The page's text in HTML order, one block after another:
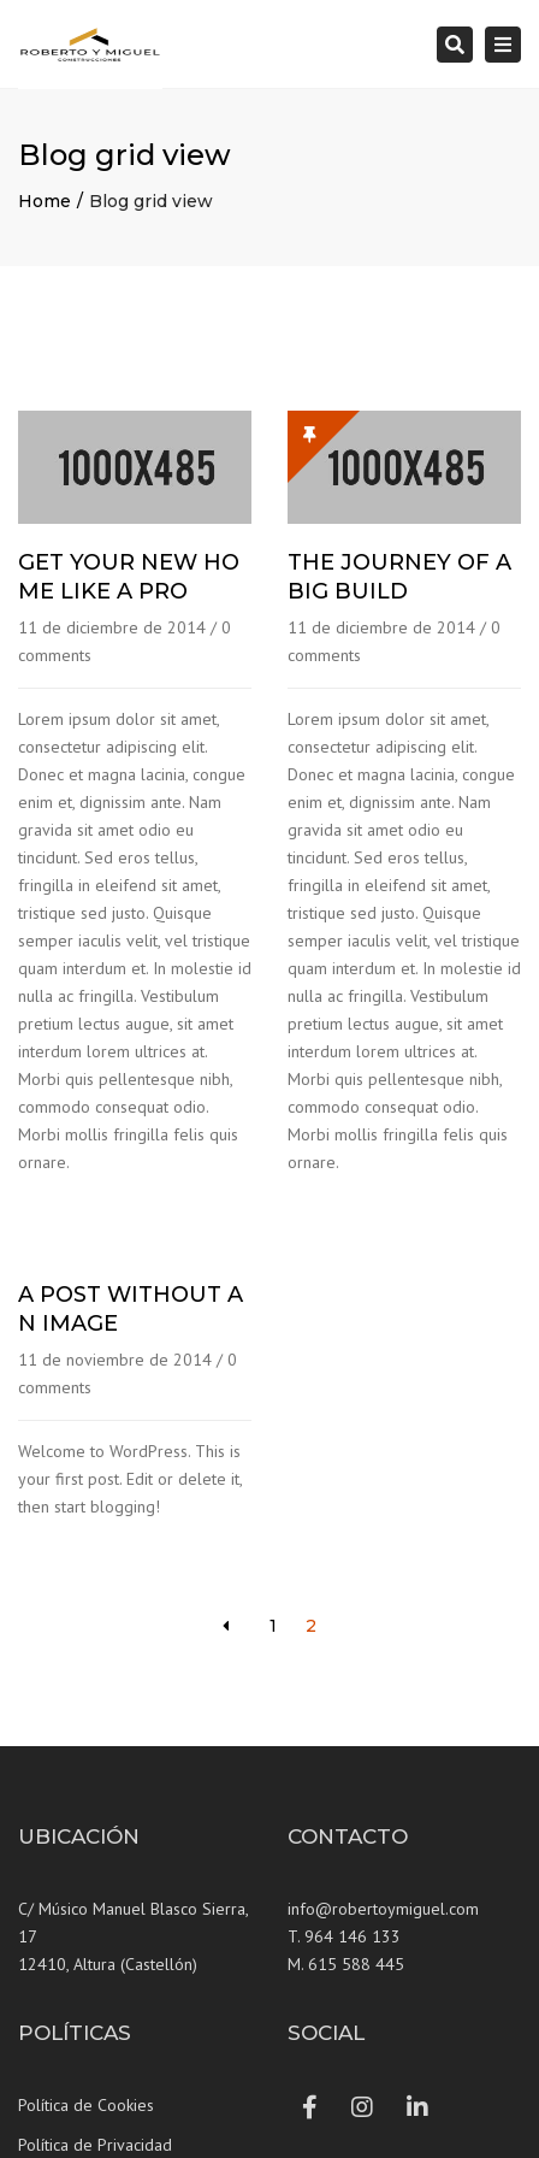
Search
Blog grid view
Home Blog grid view
GET YOUR NEW HO
ME LIKE A PRO
11 de diciembre de 2014 / 0
comments
Lorem ipsum dolor sit amet,
consectetur adipiscing elit.
Donec et magna lacinia, congue
enim et, dignissim ante. Nam
gravida sit amet odio eu
tincidunt. Sed eros tellus,
fringilla in eleifend sit amet,
tristique sed justo. Quisque
semper iaculis velit, vel tristique
quam interdum et. In molestie id
nulla ac fringilla. Vestibulum
pretium lectus augue, sit amet
interdum lorem ultrices at.
Morbi quis pellentesque nibh,
commodo consequat odio.
Morbi mollis fringilla felis quis
ornare.
THE JOURNEY OF A
BIG BUILD
11 de diciembre de 2014 / 0
comments
Lorem ipsum dolor sit amet,
consectetur adipiscing elit.
Donec et magna lacinia, congue
enim et, dignissim ante. Nam
gravida sit amet odio eu
tincidunt. Sed eros tellus,
fringilla in eleifend sit amet,
tristique sed justo. Quisque
semper iaculis velit, vel tristique
quam interdum et. In molestie id
nulla ac fringilla. Vestibulum
pretium lectus augue, sit amet
interdum lorem ultrices at.
Morbi quis pellentesque nibh,
commodo consequat odio.
Morbi mollis fringilla felis quis
ornare.
A POST WITHOUT A
N IMAGE
11 de noviembre de 2014 / 0
comments
Welcome to WordPress. This is
your first post. Edit or delete it,
then start blogging!
1 2
UBICACIÓN
C/ Músico Manuel Blasco Sierra,
17
12410, Altura (Castellón)
CONTACTO
info@robertoymiguel.com
T. 964 146 133
M. 615 588 445
POLÍTICAS
Política de Cookies
Política de Privacidad
SOCIAL
FacebookInstagramLinkedIn